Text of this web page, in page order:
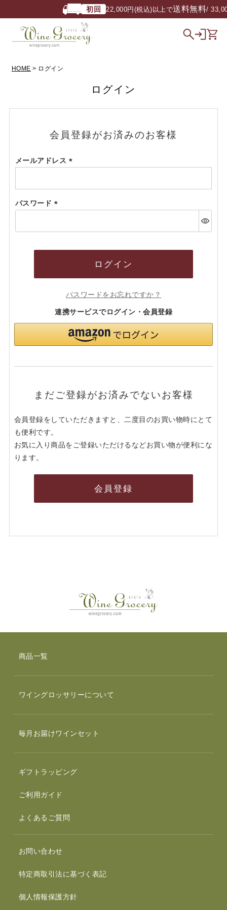
初回 22,000円(税込)以上で送料無料/
HOME ログイン
ログイン
会員登録がお済みのお客様
メールアドレス
須)
パスワード
須)
ログイン
パスワードをお忘れですか？
連携サービスでログイン・会員登録
まだご登録がお済みでないお客様
会員登録をしていただきますと、二度目のお買い物時にとて
も便利です。
お気に入り商品をご登録いただけるなどお買い物が便利にな
ります。
会員登録
商品一覧
ワイングロッサリーについて
毎月お届けワインセット
ギフトラッピング
ご利用ガイド
よくあるご質問
お問い合わせ
特定商取引法に基づく表記
個人情報保護方針